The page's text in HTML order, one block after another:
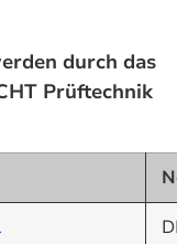
durch das
Prüftechnik